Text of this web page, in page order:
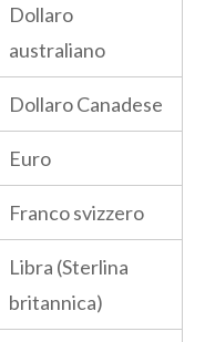
Dollaro
australiano
Dollaro Canadese
Euro
Franco svizzero
Libra (Sterlina
britannica)